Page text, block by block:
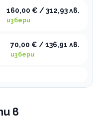
160,00 € / 312,93 лв.
избери
70,00 € / 136,91 лв.
избери
в